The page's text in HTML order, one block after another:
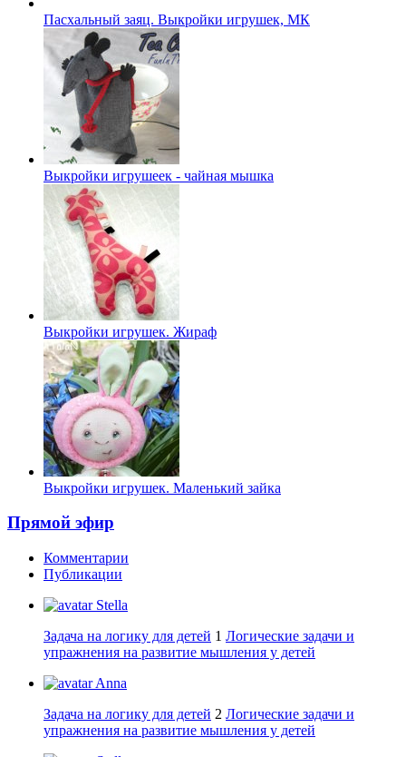
Пасхальный заяц. Выкройки игрушек, МК
Выкройки игрушеек - чайная мышка
Выкройки игрушек. Жираф
Выкройки игрушек. Маленький зайка
Прямой эфир
Комментарии
Публикации
Stella
Задача на логику для детей 1 Логические задачи и
упражнения на развитие мышления у детей
Anna
Задача на логику для детей 2 Логические задачи и
упражнения на развитие мышления у детей